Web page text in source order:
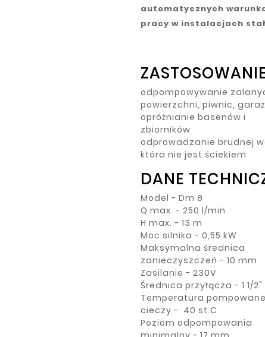
automatycznych
pracy w instalacjach
odpompowywanie
powierzchni, piwnic,
opróżnianie basenów i
zbiorników
odprowadzanie brudnej
która nie jest ściekiem
DANE
Model - Dm 8
Q max. - 250 l/min
H max. - 13 m
Moc silnika - 0,55 kW
Maksymalna średnica
zanieczyszczeń - 10 mm
Zasilanie - 230V
Średnica przyłącza - 1 1/2"
Temperatura
cieczy - 40 st.C
Poziom odpompowania